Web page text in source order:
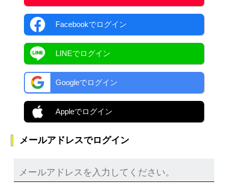
Facebookでログイン
LINEでログイン
Googleでログイン
Appleでログイン
メールアドレスでログイン